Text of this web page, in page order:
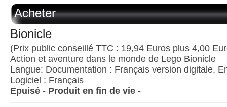
Acheter
Bionicle
(Prix public conseillé TTC : 19,94 Euros plus 4,00
Action et aventure dans le monde de Lego Bionicle
Langue: Documentation : Français version digitale,
Logiciel : Français
Epuisé - Produit en fin de vie -